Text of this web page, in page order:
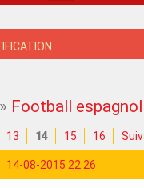
» Football
13 14 15 16
14-08-2015 22:26